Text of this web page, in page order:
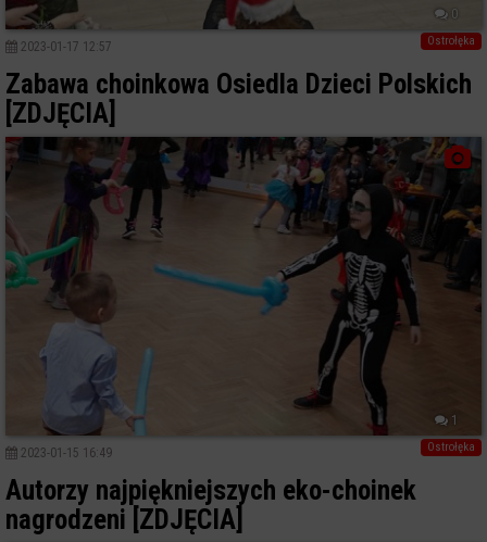
0
Ostrołęka
2023-01-17 12:57
Zabawa choinkowa Osiedla Dzieci Polskich
[ZDJĘCIA]
1
Ostrołęka
2023-01-15 16:49
Autorzy najpiękniejszych eko-choinek
nagrodzeni [ZDJĘCIA]